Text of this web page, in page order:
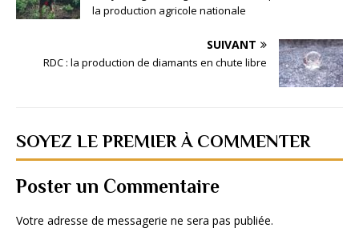
la production agricole nationale
SUIVANT
RDC : la production de diamants en chute libre
SOYEZ LE PREMIER À COMMENTER
Poster un Commentaire
Votre adresse de messagerie ne sera pas publiée.